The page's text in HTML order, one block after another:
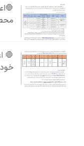
🛑اعلام شرایط
محصول زامیاد EX دوگانه سوز با کاربری
🛑 اعلام
خودروی کوئیک S